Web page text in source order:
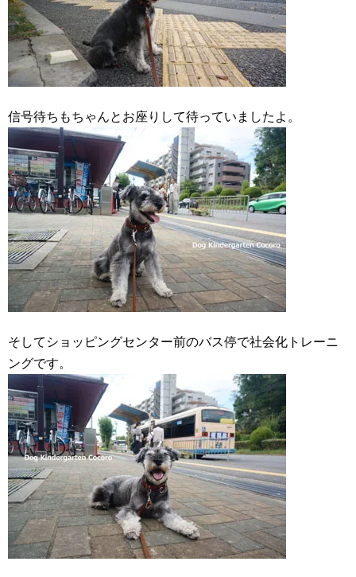
信号待ちもちゃんとお座りして待っていましたよ。
そしてショッピングセンター前のバス停で社会化トレーニ
ングです。